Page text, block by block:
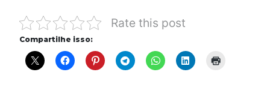
Rate this post
Compartilhe isso: